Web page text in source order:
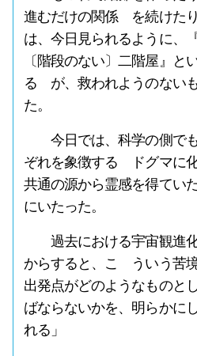
進むだけの関係 を続けた
は、今日見られるように、
〔階段のない〕二階屋』と
る が、救われようのない
た。
今日では、科学の側でも
ぞれを象徴する ドグマに
共通の源から霊感を得てい
にいたった。
過去における宇宙観進化
からすると、こ ういう苦
出発点がどのようなもの
ばならないかを、明らかに
れる」